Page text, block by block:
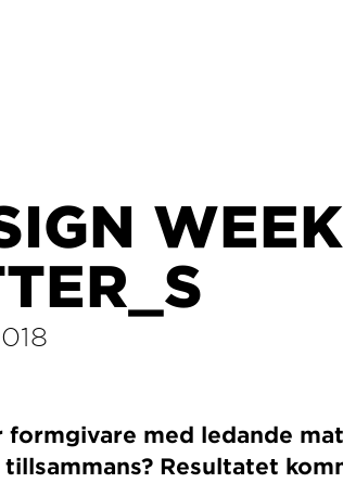
formgivare med ledande
Resultatet